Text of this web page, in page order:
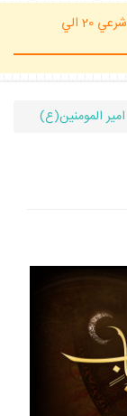
(ساعت پاسخگوي احكام شرعي 20 الي
امير المومنين(ع)